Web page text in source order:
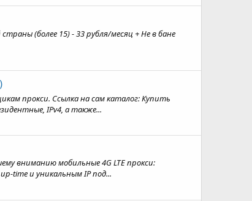
(более 15) - 33 рубля/месяц + Не в бане
прокси. Ссылка на сам каталог: Купить
IPv4, а также...
вниманию мобильные 4G LTE прокси:
time и уникальным IP под...